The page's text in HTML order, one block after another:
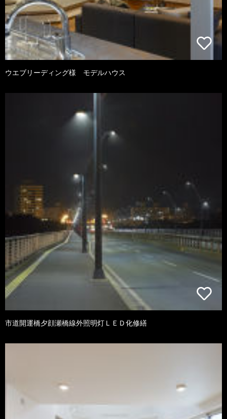
ウエブリーディング様 モデルハウス
市道開運橋夕顔瀬橋線外照明灯ＬＥＤ化修繕